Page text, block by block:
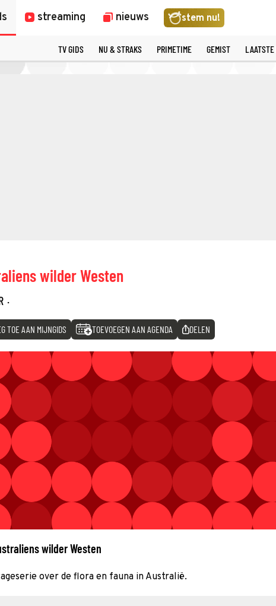
streaming nieuws stem nu!
TV GIDS NU & STRAKS PRIMETIME GEMIST
wilder Westen
·
TOE AAN MIJNGIDS TOEVOEGEN AAN AGENDA DELEN
wilder Westen
over de flora en fauna in Australië.